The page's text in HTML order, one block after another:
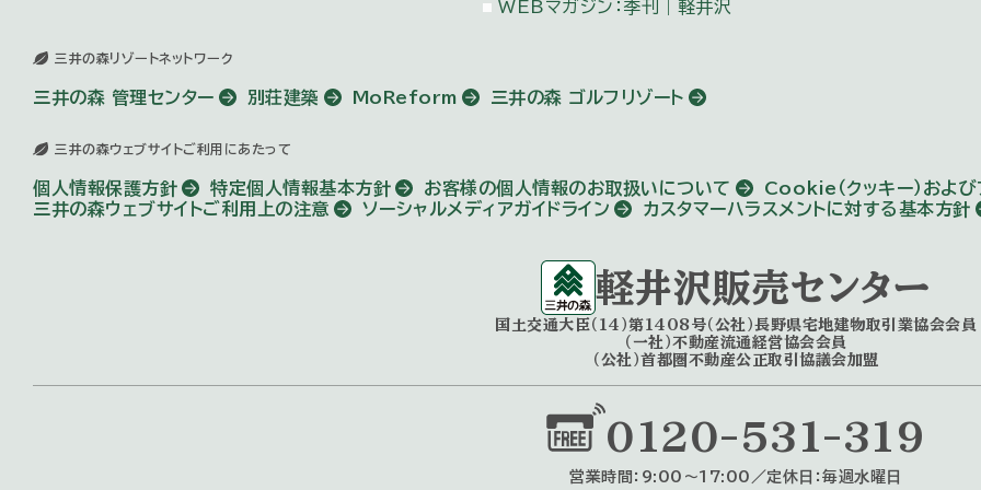
WEBマガジン：季刊｜軽井沢
三井の森リゾートネットワーク
三井の森 管理センター 別荘建築 MoReform 三井の森 ゴルフリゾート
三井の森ウェブサイトご利用にあたって
個人情報保護方針 特定個人情報基本方針 お客様の個人情報のお取扱いについて
Cookie（クッキー）およ
三井の森ウェブサイトご利用上の注意
ソーシャルメディアガイドライン カスタマーハラスメントに対する基本方針
軽井沢販売センター
国土交通大臣（14）第1408号（公社）長野県宅地建物取引業協会会員
（一社）不動産流通経営協会会員
（公社）首都圏不動産公正取引協議会加盟
0120-531-319
営業時間：9:00〜17:00／定休⽇：毎週⽔曜⽇